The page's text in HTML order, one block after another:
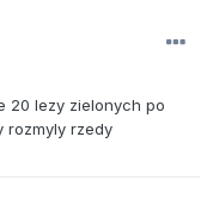
20 lezy zielonych po
rozmyly rzedy